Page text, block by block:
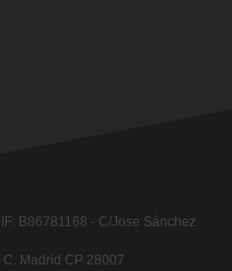
B86781168 - C/Jose Sánchez
Madrid CP 28007